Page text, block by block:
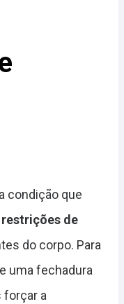
condição que
restrições de
do corpo. Para
uma fechadura
forçar a